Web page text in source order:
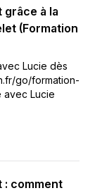
à la
(Formation
Lucie dès
go/formation-
Lucie
: comment